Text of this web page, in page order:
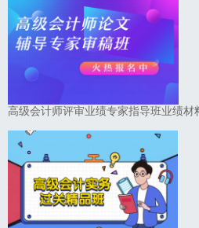
高级会计师评审业绩专家指导班业绩材